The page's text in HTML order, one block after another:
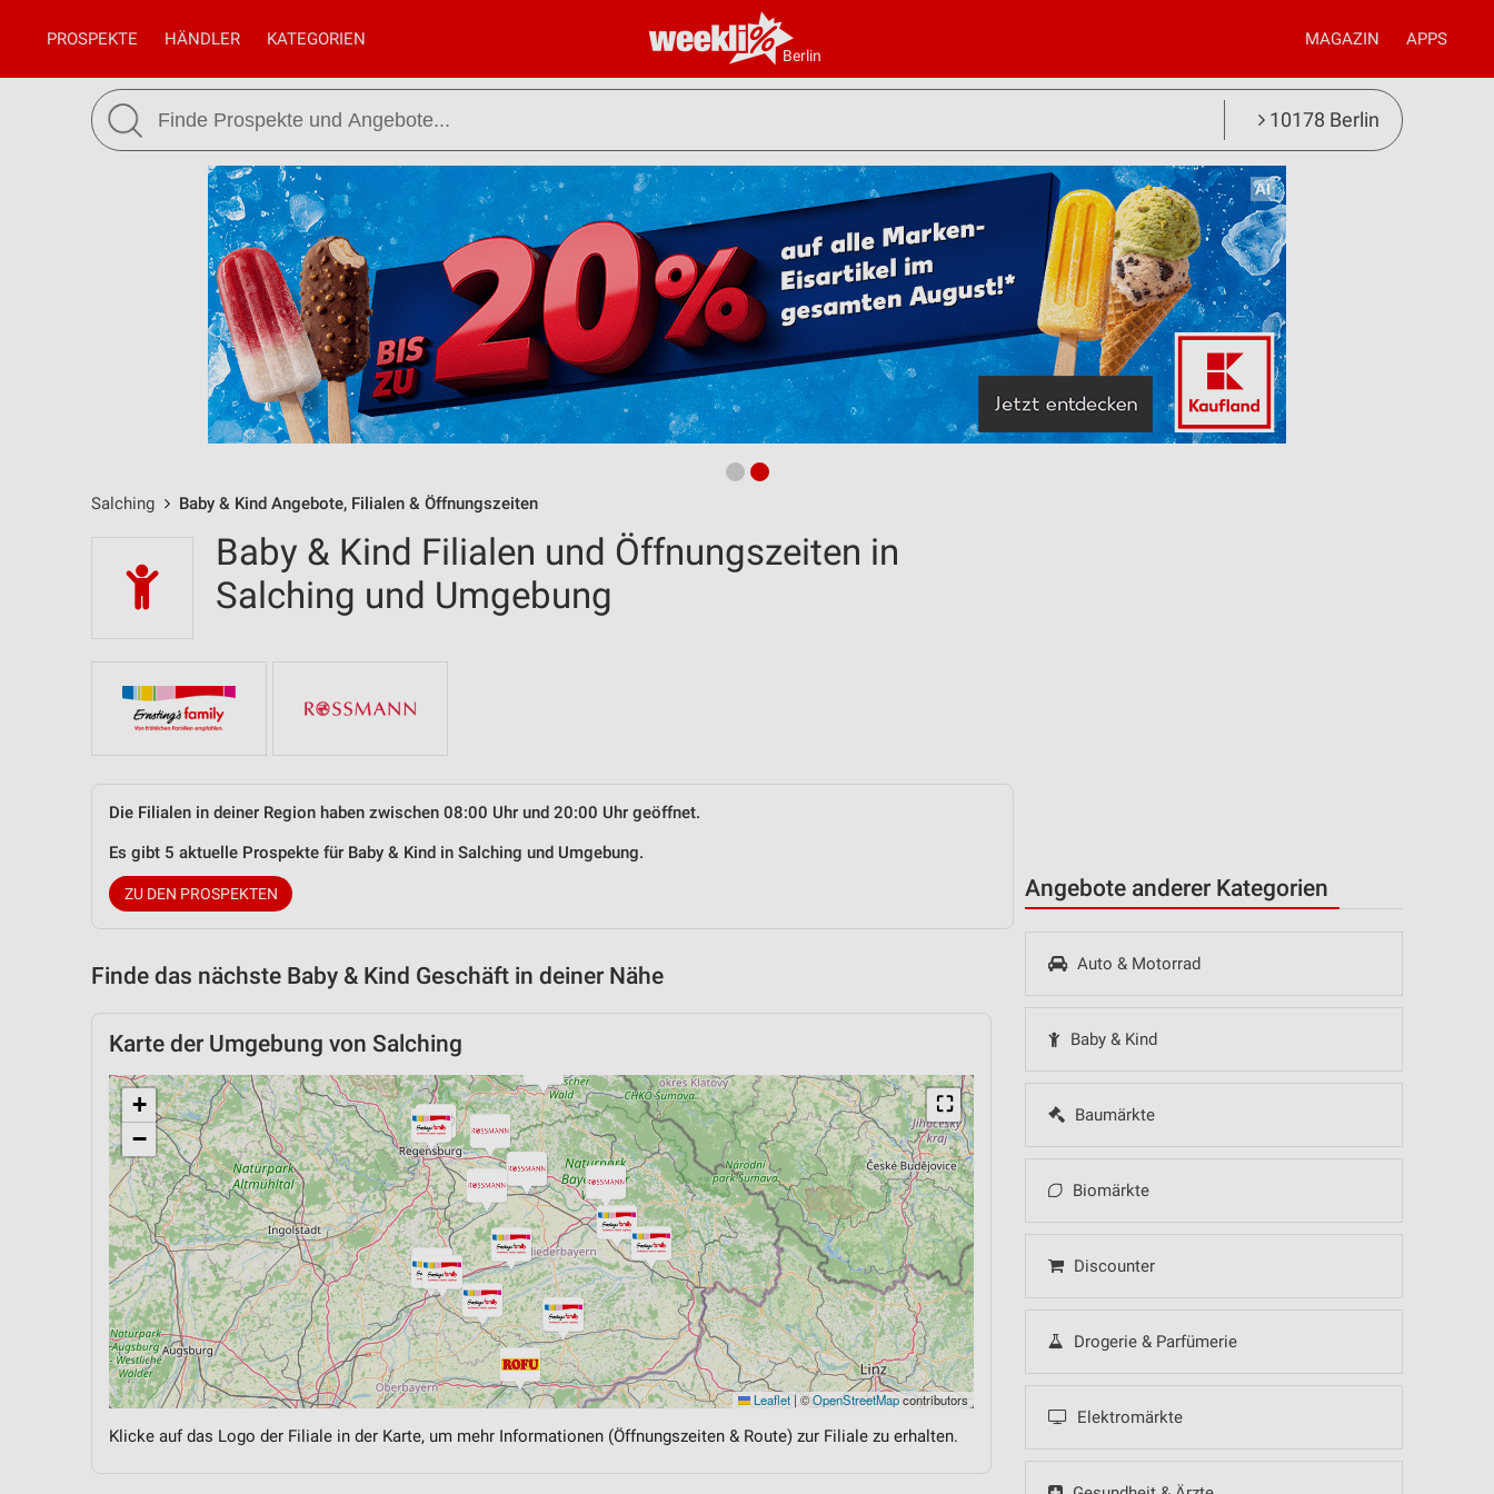
Berlin
PROSPEKTE HÄNDLER KATEGORIEN MAGAZIN APPS
10178 Berlin
Salching Baby & Kind Angebote, Filialen & Öffnungszeiten
Angebote anderer Kategorien
Auto & Motorrad
Baby & Kind
Baumärkte
Biomärkte
Discounter
Drogerie & Parfümerie
Elektromärkte
Baby & Kind Filialen und Öffnungszeiten in
Salching und Umgebung
Die Filialen in deiner Region haben zwischen 08:00 Uhr und 20:00 Uhr geöffnet.
Es gibt 5 aktuelle Prospekte für Baby & Kind in Salching und Umgebung.
ZU DEN PROSPEKTEN
Finde das nächste Baby & Kind Geschäft in deiner Nähe
Karte der Umgebung von Salching
⛶
+
−
Leaflet | ©OpenStreetMapcontributors
Klicke auf das Logo der Filiale in der Karte, um mehr Informationen (Öffnungszeiten & Route) zur Filiale zu erhalten.